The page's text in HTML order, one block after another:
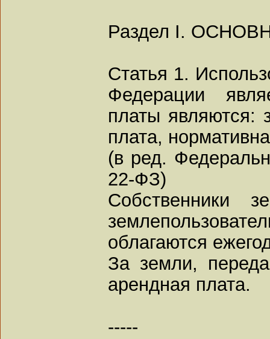
Раздел I.
Статья 1.
Федерации
платы являются:
плата,
(в ред.
22-ФЗ)
Собственники
облагаются
За земли,
арендная плата.
-----